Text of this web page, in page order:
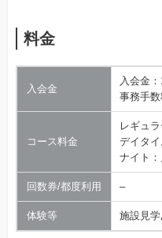
料金
入会金
入会金
事務手数
コース料金
レギュ
デイタイ
ナイト：
回数券/都度利用 –
体験等 施設見学